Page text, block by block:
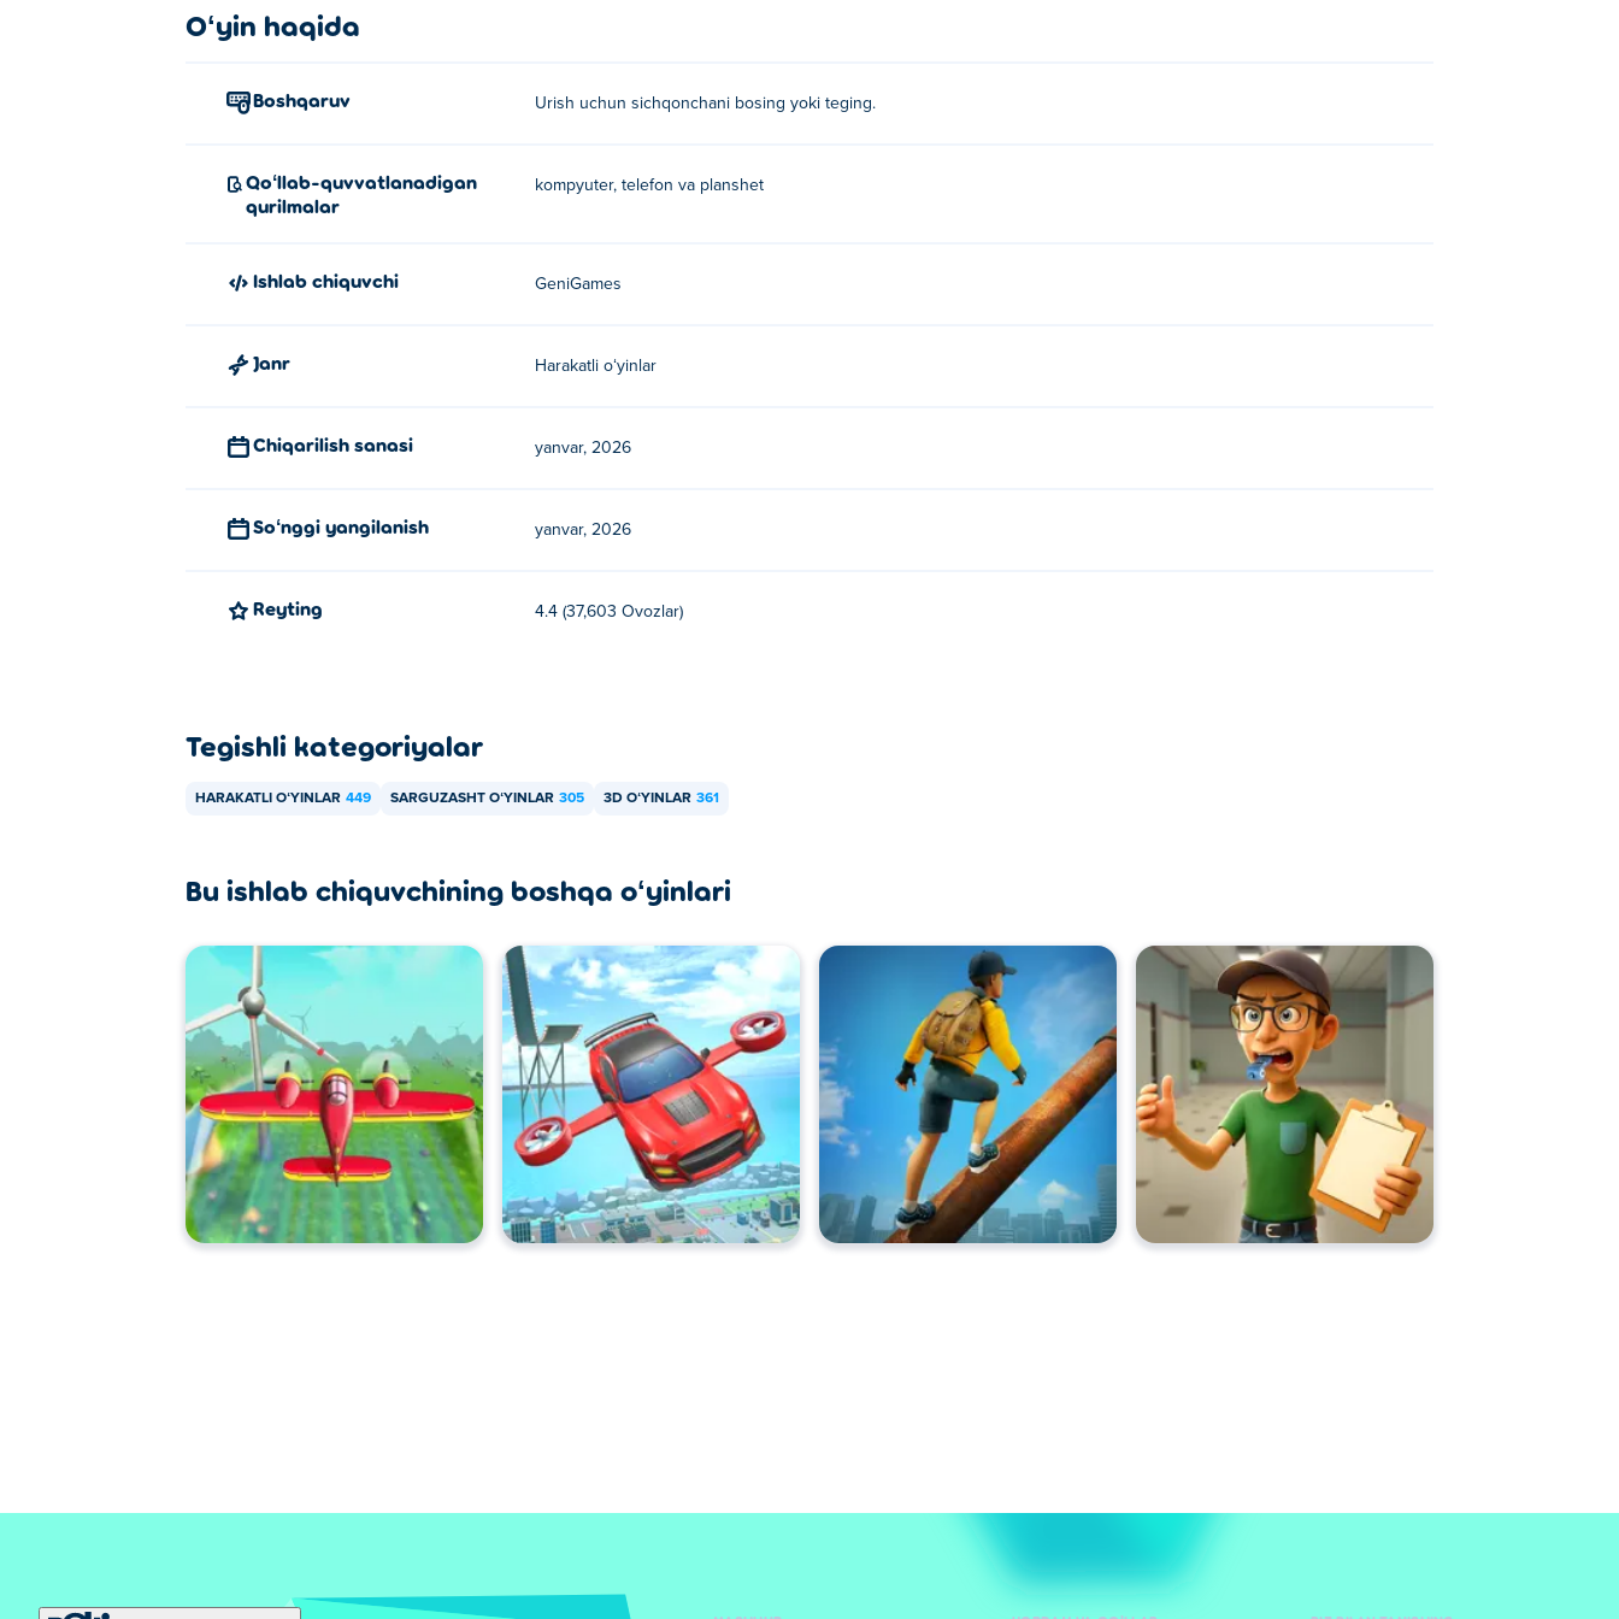
Whip & Flipni kim yaratgan?
Perfect Landing, Plane Pilot!
Siz Poki saytida Whip & Flip o'yinini bepul o'ynashingiz mumkin.
Oʻyin haqida
Boshqaruv Urish uchun sichqonchani bosing yoki teging.
Qoʻllab-quvvatlanadigan
qurilmalar
kompyuter, telefon va planshet
Ishlab chiquvchi GeniGames
Janr Harakatli oʻyinlar
Chiqarilish sanasi yanvar, 2026
Soʻnggi yangilanish yanvar, 2026
Reyting 4.4 (37,603 Ovozlar)
Tegishli kategoriyalar
HARAKATLI OʻYINLAR 449 SARGUZASHT OʻYINLAR 305 3D OʻYINLAR 361
Bu ishlab chiquvchining boshqa oʻyinlari